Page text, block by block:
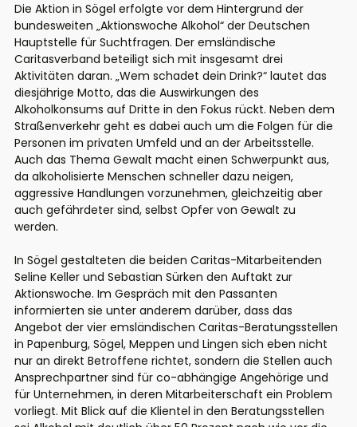
Die Aktion in Sögel erfolgte vor dem Hintergrund der
bundesweiten „Aktionswoche Alkohol“ der Deutschen
Hauptstelle für Suchtfragen. Der emsländische
Caritasverband beteiligt sich mit insgesamt drei
Aktivitäten daran. „Wem schadet dein Drink?“ lautet das
diesjährige Motto, das die Auswirkungen des
Alkoholkonsums auf Dritte in den Fokus rückt. Neben dem
Straßenverkehr geht es dabei auch um die Folgen für die
Personen im privaten Umfeld und an der Arbeitsstelle.
Auch das Thema Gewalt macht einen Schwerpunkt aus,
da alkoholisierte Menschen schneller dazu neigen,
aggressive Handlungen vorzunehmen, gleichzeitig aber
auch gefährdeter sind, selbst Opfer von Gewalt zu
werden.
In Sögel gestalteten die beiden Caritas-Mitarbeitenden
Seline Keller und Sebastian Sürken den Auftakt zur
Aktionswoche. Im Gespräch mit den Passanten
informierten sie unter anderem darüber, dass das
Angebot der vier emsländischen Caritas-Beratungsstellen
in Papenburg, Sögel, Meppen und Lingen sich eben nicht
nur an direkt Betroffene richtet, sondern die Stellen auch
Ansprechpartner sind für co-abhängige Angehörige und
für Unternehmen, in deren Mitarbeiterschaft ein Problem
vorliegt. Mit Blick auf die Klientel in den Beratungsstellen